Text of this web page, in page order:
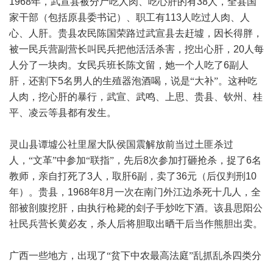
家干部（包括原县委书记）、职工有113 人吃过人肉、人
心、人肝。贵县农民陈国荣路过武宣县去赶墟，因长得胖，
被一民兵营副营长叫民兵把他活活杀害，挖出心肝， 20 人每
人分了一块肉。女民兵班长陈文留，她一个人吃了6副人
肝，还割下5名男人的生殖器泡酒喝，说是“大补”。这种吃
人肉，挖心肝的暴行，武宣、武鸣、上思、贵县、钦州、桂
平、凌云等县都有发生。
灵山县谭墟公社里屋大队侯国震解放前当过土匪杀过
人，“文革”中参加“联指”，先后8次参加打砸抢杀，捉了6名
教师，亲自打死了3 人，取肝6副，卖了36元（后仅判刑 10
年）。贵县， 1968年8月一次在南门外江边杀死十几人，全
部被剖腹挖肝，由执行枪毙的刽子手炒吃下酒。该县思阳公
社民兵营长黄必友，杀人后将胆取出晒干后当作熊胆出卖。
广西一些地方，出现了“贫下中农最高法庭”乱抓乱杀四类分